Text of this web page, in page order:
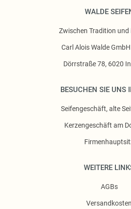
WALDE
Zwischen Tradition und
Carl Alois Walde GmbH
Dörrstraße 78, 6020
BESUCHEN SIE UNS
Seifengeschäft, alte
Kerzengeschäft am
WEITERE
AGBs
Versandkosten